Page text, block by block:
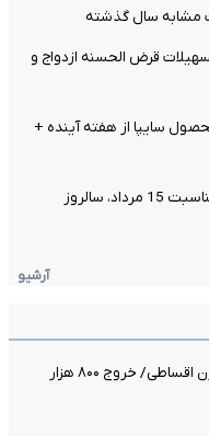
ریال تسهیلات قرض الحسنه ازدواج و
سایپا از هفته آینده +
پیام مدیرعامل بانک توسعه تعاون به مناسبت 15 مرداد، سالروز
آرشیو
آغاز عرضه رایگان سی‌ان‌جی و اعطای مخازن اقساطی/ خروج ۸۰۰ هزار